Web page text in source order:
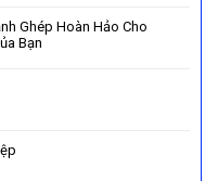
Ghép Hoàn Hảo Cho
Bạn